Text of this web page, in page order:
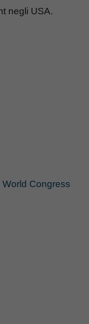
negli USA.
World Congress